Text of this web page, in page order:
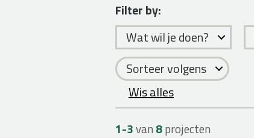
Filter by:
Wat wil je doen?
Sorteer volgens
Wis alles
1-3van 8projecten